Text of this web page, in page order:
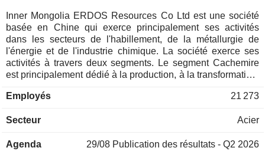
Inner Mongolia ERDOS Resources Co Ltd est une société
basée en Chine qui exerce principalement ses activités
dans les secteurs de l'habillement, de la métallurgie de
l'énergie et de l'industrie chimique. La société exerce ses
activités à travers deux segments. Le segment Cachemire
est principalement dédié à la production, à la transformation,
vêtements et d'accessoires en cachemire. Le segment
à la sélection de ressources minérales telles que le charbon,
les produits chimiques chlore-alcali, l’ammoniac
Employés 21 273
Secteur Acier
Agenda 29/08 Publication des résultats - Q2 2026